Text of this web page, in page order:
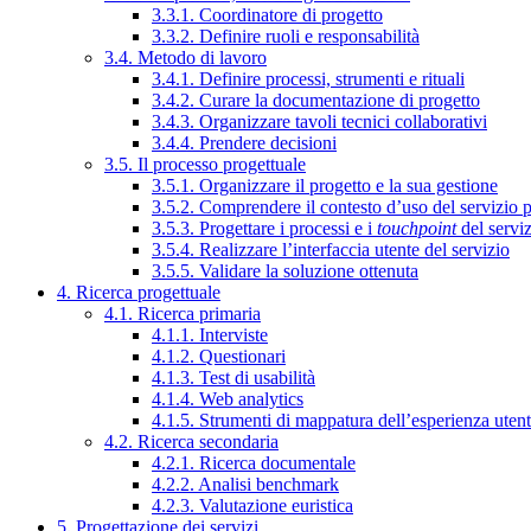
3.3.1. Coordinatore di progetto
3.3.2. Definire ruoli e responsabilità
3.4. Metodo di lavoro
3.4.1. Definire processi, strumenti e rituali
3.4.2. Curare la documentazione di progetto
3.4.3. Organizzare tavoli tecnici collaborativi
3.4.4. Prendere decisioni
3.5. Il processo progettuale
3.5.1. Organizzare il progetto e la sua gestione
3.5.2. Comprendere il contesto d’uso del servizio
3.5.3. Progettare i processi e i touchpointdel
3.5.4. Realizzare l’interfaccia utente del servizio
3.5.5. Validare la soluzione ottenuta
4. Ricerca progettuale
4.1. Ricerca primaria
4.1.1. Interviste
4.1.2. Questionari
4.1.3. Test di usabilità
4.1.4. Web analytics
4.1.5. Strumenti di mappatura dell’esperienza
4.2. Ricerca secondaria
4.2.1. Ricerca documentale
4.2.2. Analisi benchmark
4.2.3. Valutazione euristica
5. Progettazione dei servizi